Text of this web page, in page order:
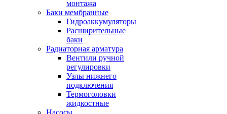
монтажа
Баки мембранные
Гидроаккумуляторы
Расширительные
баки
Радиаторная арматура
Вентили ручной
регулировки
Узлы нижнего
подключения
Термоголовки
жидкостные
Насосы